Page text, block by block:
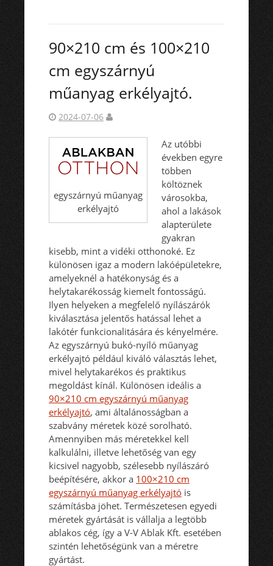
90×210 cm és 100×210
cm egyszárnyú
műanyag erkélyajtó.
2024-07-06
egyszárnyú műanyag
erkélyajtó
Az utóbbi
években egyre
többen
költöznek
városokba,
ahol a lakások
alapterülete
gyakran
kisebb, mint a vidéki otthonoké. Ez
különösen igaz a modern lakóépületekre,
amelyeknél a hatékonyság és a
helytakarékosság kiemelt fontosságú.
Ilyen helyeken a megfelelő nyílászárók
kiválasztása jelentős hatással lehet a
lakótér funkcionalitására és kényelmére.
Az egyszárnyú bukó-nyíló műanyag
erkélyajtó például kiváló választás lehet,
mivel helytakarékos és praktikus
megoldást kínál. Különösen ideális a
90×210 cm egyszárnyú műanyag
erkélyajtó, ami általánosságban a
szabvány méretek közé sorolható.
Amennyiben más méretekkel kell
kalkulálni, illetve lehetőség van egy
kicsivel nagyobb, szélesebb nyílászáró
beépítésére, akkor a 100×210 cm
egyszárnyú műanyag erkélyajtó is
számításba jöhet. Természetesen egyedi
méretek gyártását is vállalja a legtöbb
ablakos cég, így a V-V Ablak Kft. esetében
szintén lehetőségünk van a méretre
gyártást.